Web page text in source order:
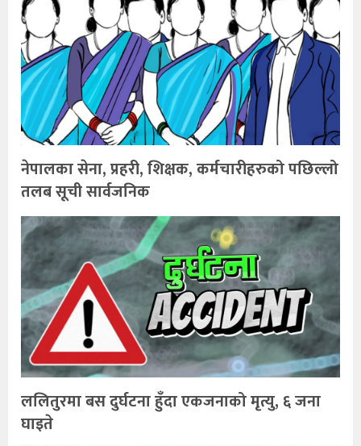
नेपालका सेना, प्रहरी, शिक्षक, कर्मचारीहरुको पछिल्लो
तलब सूची सार्वजनिक
ललितुरमा बस दुर्घटना हुँदा एकजनाको मृत्यु, ६ जना
घाइते